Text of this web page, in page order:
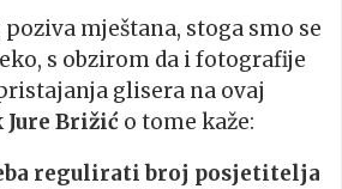
mještana, stoga smo se
s obzirom da i fotografije
glisera na ovaj
Jure Brižić o tome kaže:
regulirati broj posjetitelja